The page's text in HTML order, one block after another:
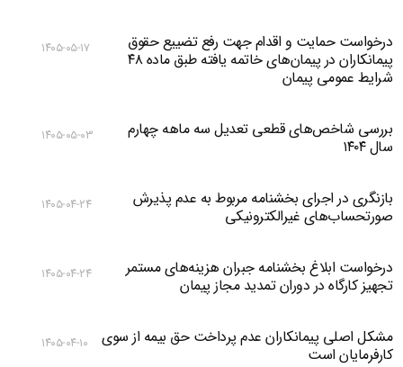
درخواست حمایت و اقدام جهت رفع تضییع حقوق
پیمانکاران در پیمان‌های خاتمه یافته طبق ماده ۴۸
شرایط عمومی پیمان
۱۴۰۵-۰۵-۱۷
بررسی شاخص‌های قطعی تعدیل سه ماهه چهارم
سال ۱۴۰۴
۱۴۰۵-۰۵-۰۳
بازنگری در اجرای بخشنامه مربوط به عدم پذیرش
صورتحساب‌های غیرالکترونیکی
۱۴۰۵-۰۴-۲۴
درخواست ابلاغ بخشنامه جبران هزینه‌های مستمر
تجهیز کارگاه در دوران تمدید مجاز پیمان
۱۴۰۵-۰۴-۲۴
مشکل اصلی پیمانکاران عدم پرداخت حق بیمه از سوی
کارفرمایان است
۱۴۰۵-۰۴-۱۰